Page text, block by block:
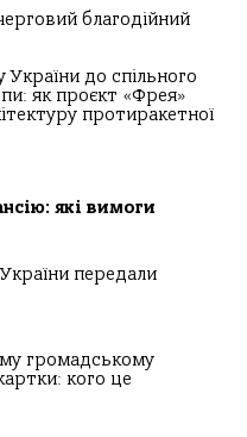
благодійний
України до спільного
як проєкт «Фрея»
протиракетної
які вимоги
передали
громадському
кого це